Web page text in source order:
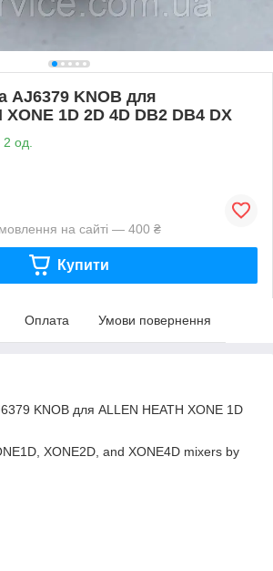
AJ6379 KNOB для
XONE 1D 2D 4D DB2 DB4 DX
од.
на сайті — 400 ₴
Купити
Оплата Умови повернення
KNOB для ALLEN HEATH XONE 1D
XONE2D, and XONE4D mixers by